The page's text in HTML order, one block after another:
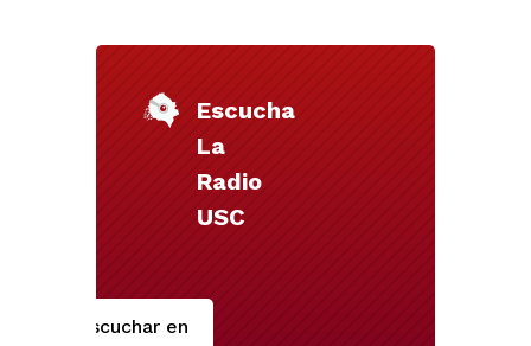
Escucha
La
Radio
USC
Escuchar en